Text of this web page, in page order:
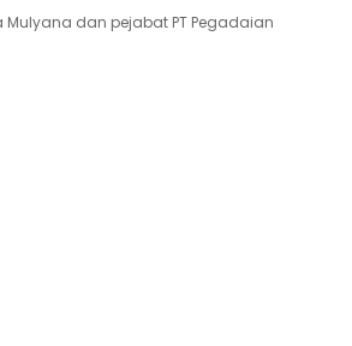
Mulyana dan pejabat PT Pegadaian